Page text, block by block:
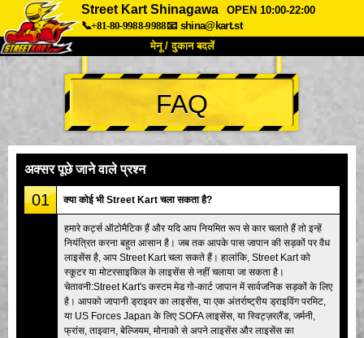
Street Kart Shinagawa
OPEN 10:00-22:00
📞+81-80-9988-9988📧 shina@kart.st
मेनू / दुकान बदलें
TOP
हमारे बारे में विशेषताएँ कीमत
कंपनी
शाखा बदलें
टोक्यो शिनागावा #1 टोक्यो अकीहबारा#1
टोक्यो अकीहबारा#2 टोक्यो शिबुया
टोक्यो शिबुया एनेक्स टोक्यो बे
टोक्यो असाकुसा ओसाका
ओकिनावा
FAQ
अक्सर पूछे जाने वाले प्रश्न
01 क्या कोई भी Street Kart चला सकता है?
हमारे कर्ट्स ऑटोमैटिक हैं और यदि आप नियमित रूप से कार चलाते हैं तो इन्हें
नियंत्रित करना बहुत आसान है। जब तक आपके पास जापान की सड़कों पर वैध
लाइसेंस है, आप Street Kart चला सकते हैं। हालांकि, Street Kart को
स्कूटर या मोटरसाइकिल के लाइसेंस से नहीं चलाया जा सकता है।
चेतावनी:Street Kart's कस्टम मेड गो-कार्ट जापान में सार्वजनिक सड़कों के लिए
है। आपको जापानी ड्राइवर का लाइसेंस, या एक अंतर्राष्ट्रीय ड्राइविंग परमिट,
या US Forces Japan के लिए SOFA लाइसेंस, या स्विट्ज़रलैंड, जर्मनी,
फ्रांस, ताइवान, बेल्जियम, मोनाको से अपने लाइसेंस और लाइसेंस का